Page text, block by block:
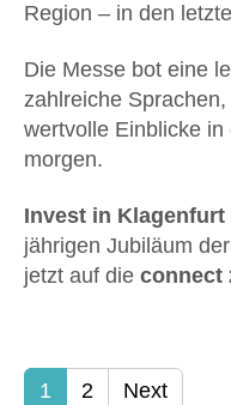
Region – in den
Die Messe bot eine
zahlreiche
wertvolle Einblicke
morgen.
Invest in Klagenfurt
jährigen Jubiläum
jetzt auf die connect
1
2 Next